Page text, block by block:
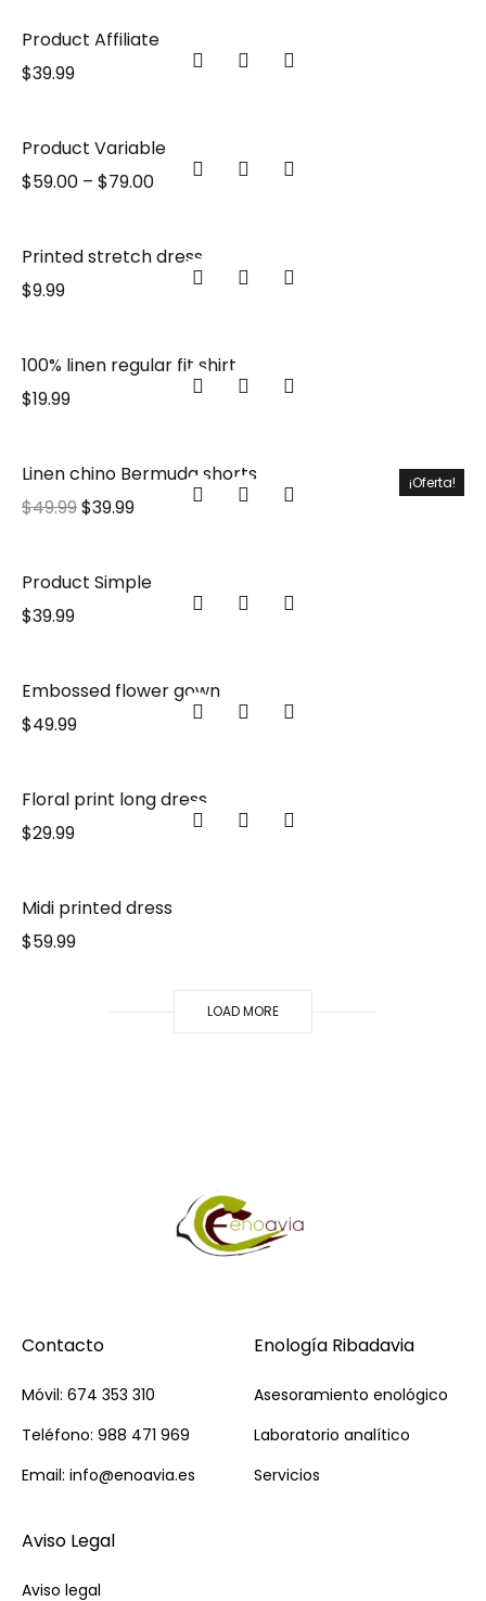
Product Affiliate
$39.99
Product Variable
$59.00 – $79.00
Printed stretch dress
$9.99
100% linen regular fit shirt
$19.99
¡Oferta!
Linen chino Bermuda shorts
$49.99$39.99
Product Simple
$39.99
Embossed flower gown
$49.99
Floral print long dress
$29.99
Midi printed dress
$59.99
LOAD MORE
Contacto
Móvil: 674 353 310
Teléfono: 988 471 969
Email: info@enoavia.es
Enología Ribadavia
Asesoramiento enológico
Laboratorio analítico
Servicios
Aviso Legal
Aviso legal